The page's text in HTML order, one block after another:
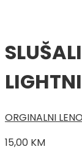
ORGINALNI
15,00 KM